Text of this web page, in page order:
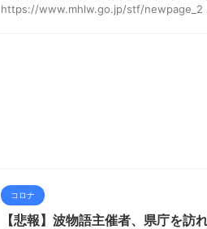
https://www.mhlw.go.jp/stf/newpage_2
コロナ
【悲報】波物語主催者、県庁を訪